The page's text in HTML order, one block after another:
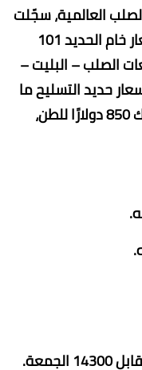
العالمية، سجّلت
أسعار الخردة 440 دولارًا للطن، وأسعار خام الحديد 101
الصلب – البليت –
للطن، وأسعار حديد التسليح ما
بين 675 دولارا للطن، ولفائف الأسلاك 850 دولارًا للطن،